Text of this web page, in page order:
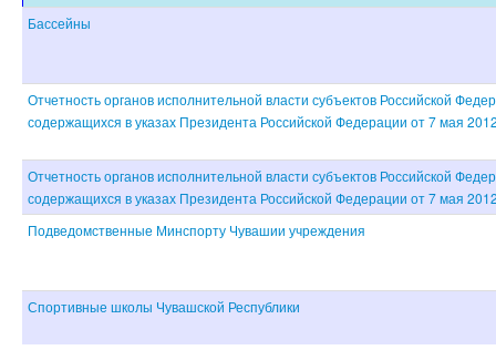
Бассейны
Отчетность органов исполнительной власти субъектов Российской
содержащихся в указах Президента Российской Федерации от 7 мая
Отчетность органов исполнительной власти субъектов Российской
содержащихся в указах Президента Российской Федерации от 7 мая
Подведомственные Минспорту Чувашии учреждения
Спортивные школы Чувашской Республики